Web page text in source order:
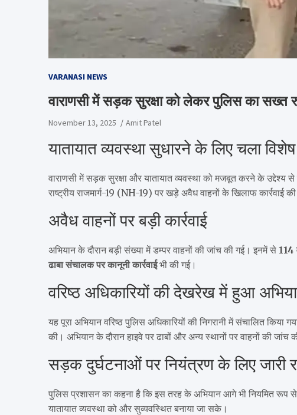
VARANASI NEWS
वाराणसी में सड़क सुरक्षा को लेकर पुलिस का सख्त
November 13, 2025 Amit Patel
यातायात व्यवस्था सुधारने के लिए चला
वाराणसी में सड़क सुरक्षा और यातायात व्यवस्था को मजबूत करने के उद्देश्य
राष्ट्रीय राजमार्ग-19 (NH-19) पर खड़े अवैध वाहनों के खिलाफ कार्रवाई
अवैध वाहनों पर बड़ी कार्रवाई
अभियान के दौरान बड़ी संख्या में डम्पर वाहनों की जांच की गई। इनमें से 114
ढाबा संचालक पर कानूनी कार्रवाईभी की गई।
वरिष्ठ अधिकारियों की देखरेख में हुआ
यह पूरा अभियान वरिष्ठ पुलिस अधिकारियों की निगरानी में संचालित किया
की। अभियान के दौरान हाइवे पर ढाबों और अन्य स्थानों पर वाहनों की जांच
सड़क दुर्घटनाओं पर नियंत्रण के लिए जारी
पुलिस प्रशासन का कहना है कि इस तरह के अभियान आगे भी नियमित रूप
यातायात व्यवस्था को और सुव्यवस्थित बनाया जा सके।